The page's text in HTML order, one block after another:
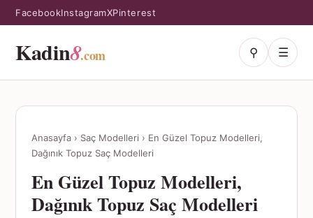
FacebookInstagramXPinterest
Kadin8.com ⚲ ☰
Anasayfa › Saç Modelleri › En Güzel Topuz Modelleri,
Dağınık Topuz Saç Modelleri
En Güzel Topuz Modelleri,
Dağınık Topuz Saç Modelleri